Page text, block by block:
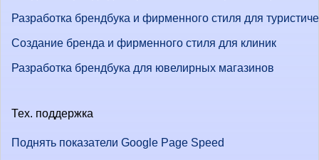
Разработка брендбука и фирменного стиля для
Создание бренда и фирменного стиля для клиник
Разработка брендбука для ювелирных магазинов
Тех. поддержка
Поднять показатели Google Page Speed